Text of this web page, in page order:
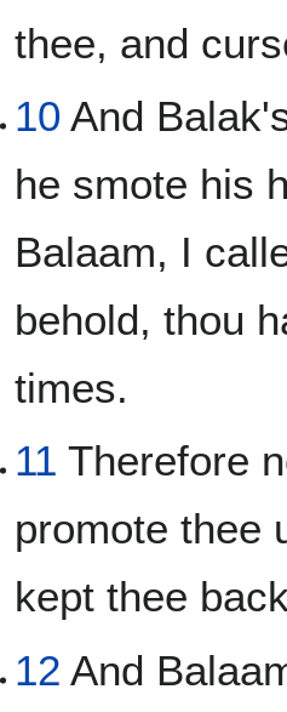
thee, and
10 And
he smote his
Balaam, I
behold, thou
times.
11 Therefore
promote thee
kept thee
12 And